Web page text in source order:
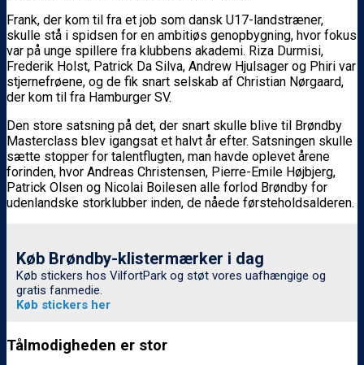
Frank, der kom til fra et job som dansk U17-landstræner,
skulle stå i spidsen for en ambitiøs genopbygning, hvor fokus
var på unge spillere fra klubbens akademi. Riza Durmisi,
Frederik Holst, Patrick Da Silva, Andrew Hjulsager og Phiri var
stjernefrøene, og de fik snart selskab af Christian Nørgaard,
der kom til fra Hamburger SV.
Den store satsning på det, der snart skulle blive til Brøndby
Masterclass blev igangsat et halvt år efter. Satsningen skulle
sætte stopper for talentflugten, man havde oplevet årene
forinden, hvor Andreas Christensen, Pierre-Emile Højbjerg,
Patrick Olsen og Nicolai Boilesen alle forlod Brøndby for
udenlandske storklubber inden, de nåede førsteholdsalderen.
Køb Brøndby-klistermærker i dag
Køb stickers hos VilfortPark og støt vores uafhængige og
gratis fanmedie.
Køb stickers her
Tålmodigheden er stor